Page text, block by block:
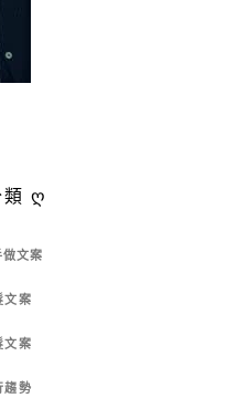
類 ღ
文案
案
案
勢